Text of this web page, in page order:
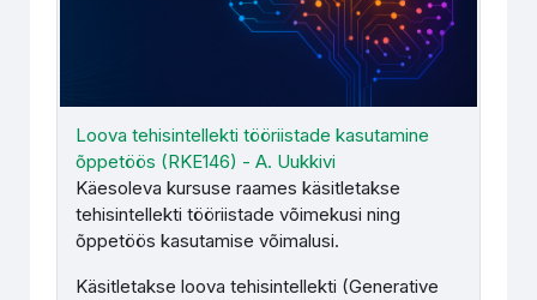
Loova tehisintellekti tööriistade kasutamine
õppetöös (RKE146) - A. Uukkivi
Käesoleva kursuse raames käsitletakse
tehisintellekti tööriistade võimekusi ning
õppetöös kasutamise võimalusi.
Käsitletakse loova tehisintellekti (Generative